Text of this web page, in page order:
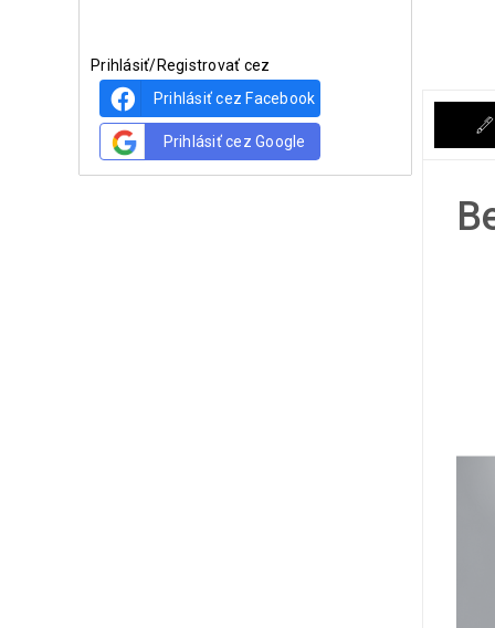
Prihlásiť/Registrovať cez
Prihlásiť cez Facebook
Prihlásiť cez Google